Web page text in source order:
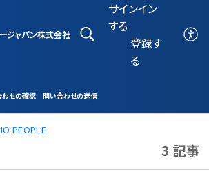
ジャパン株式会社
サインイン
する
登録す
る
せの確認 問い合わせの送信
PEOPLE
3 記事